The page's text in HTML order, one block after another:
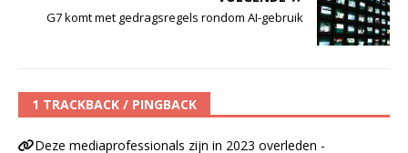
G7 komt met gedragsregels rondom AI-gebruik
1 TRACKBACK / PINGBACK
Deze mediaprofessionals zijn in 2023 overleden -